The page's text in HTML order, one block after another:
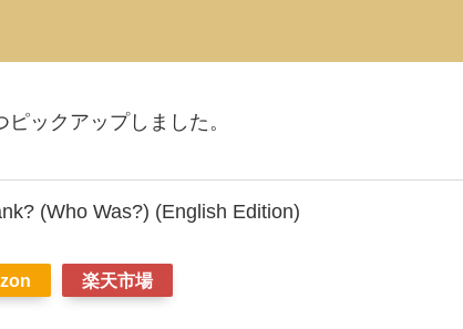
ックアップしました。
(Who Was?) (English Edition)
楽天市場